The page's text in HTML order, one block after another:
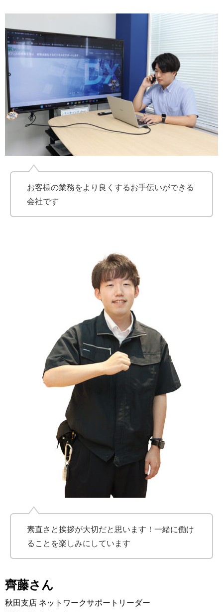
お客様の業務をより良くするお手伝いができる
会社です
素直さと挨拶が大切だと思います！一緒に働け
ることを楽しみにしています
齊藤さん
秋田支店 ネットワークサポートリーダー